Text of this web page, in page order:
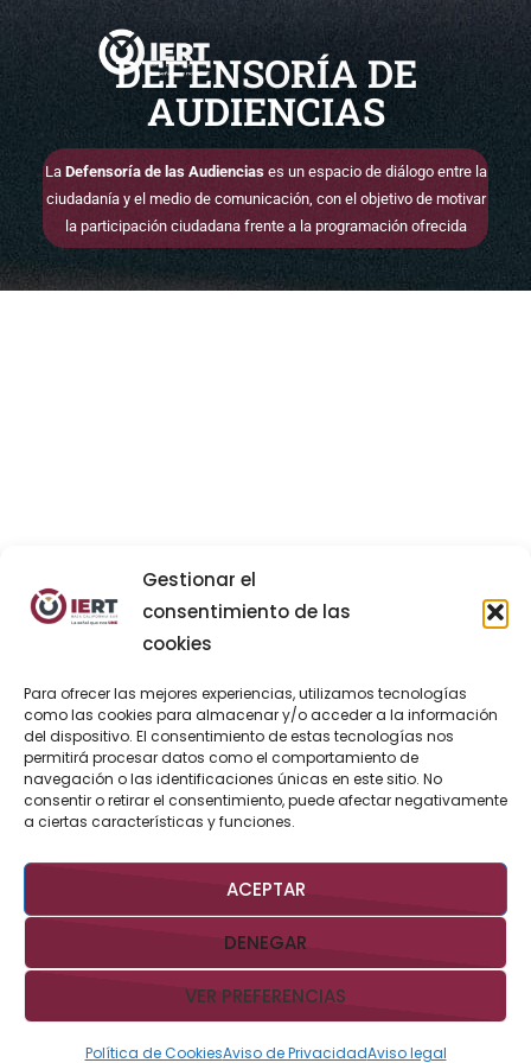
Gestionar el
consentimiento de las
cookies
Para ofrecer las mejores experiencias, utilizamos tecnologías
como las cookies para almacenar y/o acceder a la información
del dispositivo. El consentimiento de estas tecnologías nos
permitirá procesar datos como el comportamiento de
navegación o las identificaciones únicas en este sitio. No
consentir o retirar el consentimiento, puede afectar negativamente
a ciertas características y funciones.
ACEPTAR
DENEGAR
VER PREFERENCIAS
Política de CookiesAviso de PrivacidadAviso legal
DEFENSORÍA DE
AUDIENCIAS
La Defensoría de las Audienciases un espacio de diálogo entre la
ciudadanía y el medio de comunicación, con el objetivo de motivar
la participación ciudadana frente a la programación ofrecida